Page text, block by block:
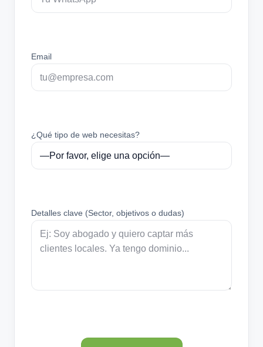
Email
¿Qué tipo de web necesitas?
Detalles clave (Sector, objetivos o dudas)